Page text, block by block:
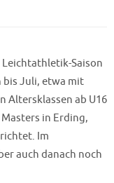
Saison
bis Juli, etwa mit
Altersklassen ab U16
in Erding,
Im
auch danach noch